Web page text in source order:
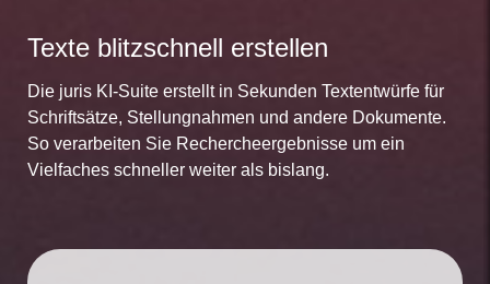
Texte blitzschnell erstellen
Die juris KI-Suite erstellt in Sekunden Textentwürfe für
Schriftsätze, Stellungnahmen und andere Dokumente.
So verarbeiten Sie Rechercheergebnisse um ein
Vielfaches schneller weiter als bislang.